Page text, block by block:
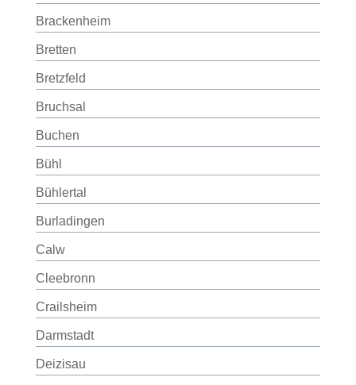
Brackenheim
Bretten
Bretzfeld
Bruchsal
Buchen
Bühl
Bühlertal
Burladingen
Calw
Cleebronn
Crailsheim
Darmstadt
Deizisau